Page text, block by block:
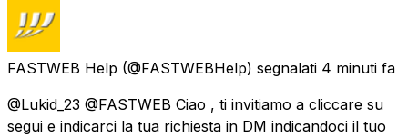
FASTWEB Help (@FASTWEBHelp) segnalati 4 minuti fa
@Lukid_23 @FASTWEB Ciao , ti invitiamo a cliccare su
segui e indicarci la tua richiesta in DM indicandoci il tuo